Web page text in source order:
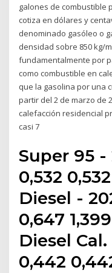
galones de combustible
cotiza en dólares y
denominado gasóleo o
densidad sobre 850 kg/
fundamentalmente por
como combustible en
que la gasolina por una
partir del 2 de marzo de
calefacción residencial
casi 7
Super 95 -
0,532 0,532
Diesel -
0,647
Diesel
0,442